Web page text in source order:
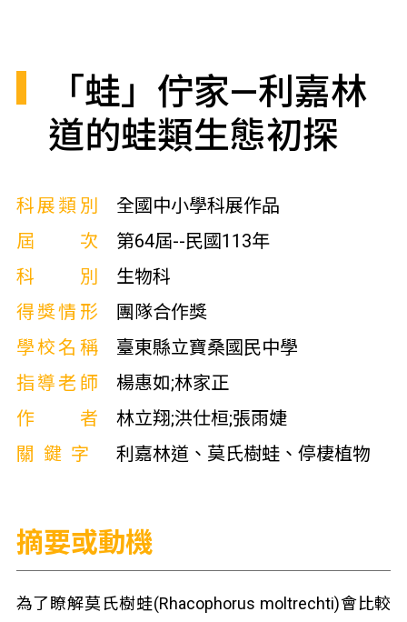
「蛙」佇家—利嘉林
道的蛙類生態初探
科展類別
全國中小學科展作品
屆次
第64屆--民國113年
科別
生物科
得獎情形
團隊合作獎
學校名稱
臺東縣立寶桑國民中學
指導老師
楊惠如;林家正
作者
林立翔;洪仕桓;張雨婕
關鍵字
利嘉林道、莫氏樹蛙、停棲植物
摘要或動機
為了瞭解莫氏樹蛙(Rhacophorus moltrechti)會比較